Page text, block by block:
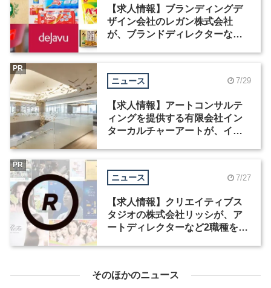
【求人情報】ブランディングデ
ザイン会社のレガン株式会社
が、ブランドディレクターなど3
ニュース 7/29
【求人情報】アートコンサルテ
ィングを提供する有限会社イン
ターカルチャーアートが、イン
PR
ニュース 7/27
【求人情報】クリエイティブス
タジオの株式会社リッシが、ア
ートディレクターなど2職種を募
PR
そのほかのニュース